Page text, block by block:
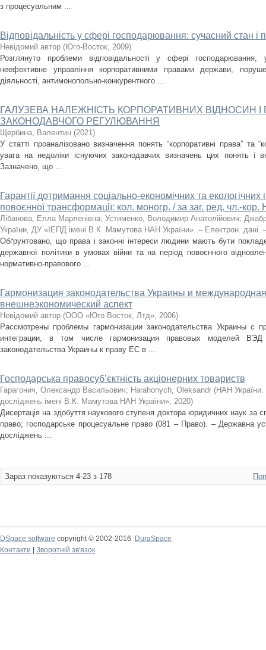
з процесуальним ...
Відповідальність у сфері господарювання: сучасний стан і
Невідомий автор (Юго-Восток, 2009)
Розглянуто проблеми відповідальності у сфері
неефективне управління корпоративними правами держави,
діяльності, антимонопольно-конкурентного ...
ГАЛУЗЕВА НАЛЕЖНІСТЬ КОРПОРАТИВНИХ ВІДНОСИН І
ЗАКОНОДАВЧОГО РЕГУЛЮВАННЯ
Щербина, Валентин (2021)
У статті проаналізовано визначення понять “корпоративні права” та
увага на недоліки існуючих законодавчих визначень цих понять і
Зазначено, що ...
Гарантії дотримання соціально-економічних та
повоєнної трансформації: кол. моногр. / за заг. ред. чл.-
Лібанова, Елла Марленівна; Устименко, Володимир Анатолійович;
України, ДУ «ІЕПД імені В.К. Мамутова НАН України». – Електрон. дані.
Обґрунтовано, що права і законні інтереси людини мають бути
державної політики в умовах війни та на період повоєнного
нормативно-правового ...
Гармонизация законодательства Украины и
внешнеэкономический аспект
Невідомий автор (ООО «Юго Восток, Лтд», 2006)
Рассмотрены проблемы гармонизации законодательства Украины
интеграции, в том числе гармонизация правовых моделей
законодательства Украины к праву ЕС в ...
Господарська правосуб’єктність акціонерних товариств
Гарагонич, Олександр Васильович; Harahonych, Oleksandr (НАН України.
досліджень імені В.К. Мамутова НАН України», 2020)
Дисертація на здобуття наукового ступеня доктора юридичних наук за
право; господарське процесуальне право (081 – Право). – Державна
досліджень ...
Зараз показуються 4-23 з 178
DSpace software copyright © 2002-2016
DuraSpace
Контакти
Зворотній зв'язок